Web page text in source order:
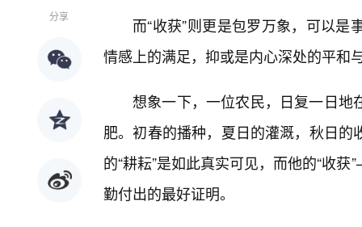
分享
而“收获”则更是包罗万象，可以
情感上的满足，抑或是内心深处的平和
想象一下，一位农民，日复一日地
肥。初春的播种，夏日的灌溉，秋日
的“耕耘”是如此真实可见，而他的“收
勤付出的最好证明。